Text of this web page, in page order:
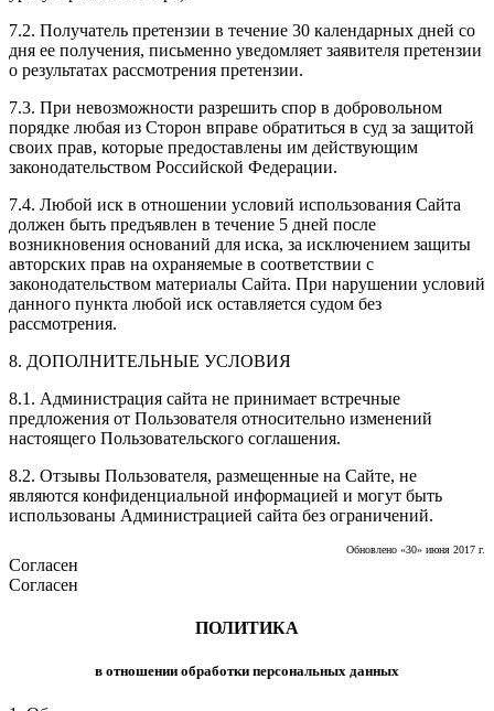
7.2. Получатель претензии в течение 30 календарных дней со
дня ее получения, письменно уведомляет заявителя претензии
о результатах рассмотрения претензии.
7.3. При невозможности разрешить спор в добровольном
порядке любая из Сторон вправе обратиться в суд за защитой
своих прав, которые предоставлены им действующим
законодательством Российской Федерации.
7.4. Любой иск в отношении условий использования Сайта
должен быть предъявлен в течение 5 дней после
возникновения оснований для иска, за исключением защиты
авторских прав на охраняемые в соответствии с
законодательством материалы Сайта. При нарушении условий
данного пункта любой иск оставляется судом без
рассмотрения.
8. ДОПОЛНИТЕЛЬНЫЕ УСЛОВИЯ
8.1. Администрация сайта не принимает встречные
предложения от Пользователя относительно изменений
настоящего Пользовательского соглашения.
8.2. Отзывы Пользователя, размещенные на Сайте, не
являются конфиденциальной информацией и могут быть
использованы Администрацией сайта без ограничений.
Обновлено «30» июня 2017 г.
Согласен
Согласен
ПОЛИТИКА
в отношении обработки персональных данных